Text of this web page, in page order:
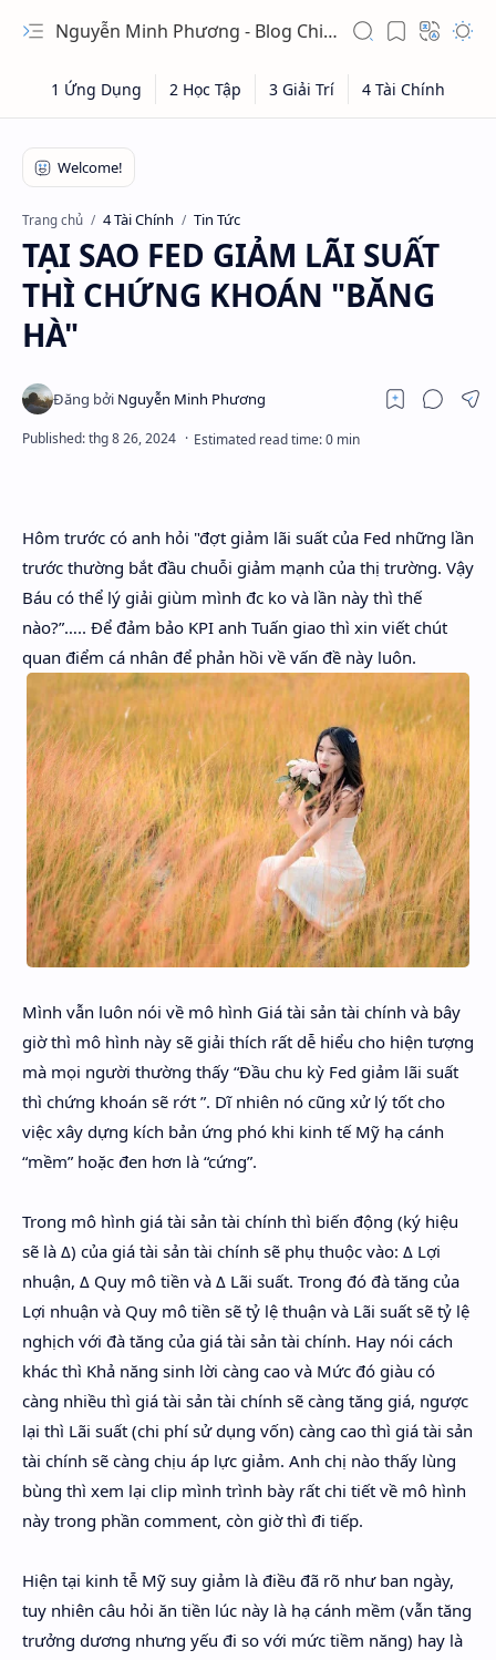
Nguyễn Minh Phương - Blog Chia sẻ Kiến thức Chứng khoán & Tài liệu Toán học
Hidden Menu
Trang chủ 4 Tài Chính Tin Tức
TẠI SAO FED GIẢM LÃI SUẤT
THÌ CHỨNG KHOÁN "BĂNG
HÀ"
Hôm trước có anh hỏi "đợt giảm lãi suất của Fed những lần
trước thường bắt đầu chuỗi giảm mạnh của thị trường. Vậy
Báu có thể lý giải giùm mình đc ko và lần này thì thế
nào?”….. Để đảm bảo KPI anh Tuấn giao thì xin viết chút
quan điểm cá nhân để phản hồi về vấn đề này luôn.
Mình vẫn luôn nói về mô hình Giá tài sản tài chính và bây
giờ thì mô hình này sẽ giải thích rất dễ hiểu cho hiện tượng
mà mọi người thường thấy “Đầu chu kỳ Fed giảm lãi suất
thì chứng khoán sẽ rớt ”. Dĩ nhiên nó cũng xử lý tốt cho
việc xây dựng kích bản ứng phó khi kinh tế Mỹ hạ cánh
“mềm” hoặc đen hơn là “cứng”.
Trong mô hình giá tài sản tài chính thì biến động (ký hiệu
sẽ là Δ) của giá tài sản tài chính sẽ phụ thuộc vào: Δ Lợi
nhuận, Δ Quy mô tiền và Δ Lãi suất. Trong đó đà tăng của
Lợi nhuận và Quy mô tiền sẽ tỷ lệ thuận và Lãi suất sẽ tỷ lệ
nghịch với đà tăng của giá tài sản tài chính. Hay nói cách
khác thì Khả năng sinh lời càng cao và Mức đó giàu có
càng nhiều thì giá tài sản tài chính sẽ càng tăng giá, ngược
lại thì Lãi suất (chi phí sử dụng vốn) càng cao thì giá tài sản
tài chính sẽ càng chịu áp lực giảm. Anh chị nào thấy lùng
bùng thì xem lại clip mình trình bày rất chi tiết về mô hình
này trong phần comment, còn giờ thì đi tiếp.
Hiện tại kinh tễ Mỹ suy giảm là điều đã rõ như ban ngày,
tuy nhiên câu hỏi ăn tiền lúc này là hạ cánh mềm (vẫn tăng
trưởng dương nhưng yếu đi so với mức tiềm năng) hay là